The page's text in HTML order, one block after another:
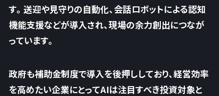
す。送迎や見守りの自動化、会話ロボットによる認知
機能支援などが導入され、現場の余力創出につなが
っています。
政府も補助金制度で導入を後押ししており、経営効率
を高めたい企業にとってAIは注目すべき投資対象と